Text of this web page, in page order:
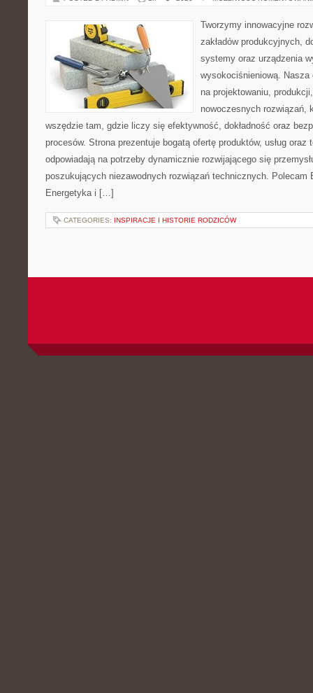
Tworzymy innowacyjne
zakładów produkcyjnych,
systemy oraz urządzenia
wysokociśnieniową. Nasza
na projektowaniu,
nowoczesnych rozwiązań,
wszędzie tam, gdzie liczy się efektywność, dokładność oraz
procesów. Strona prezentuje bogatą ofertę produktów, usług oraz
odpowiadają na potrzeby dynamicznie rozwijającego się
poszukujących niezawodnych rozwiązań technicznych. Polecam
Energetyka i […]
CATEGORIES: INSPIRACJE I HISTORIE RODZICÓW